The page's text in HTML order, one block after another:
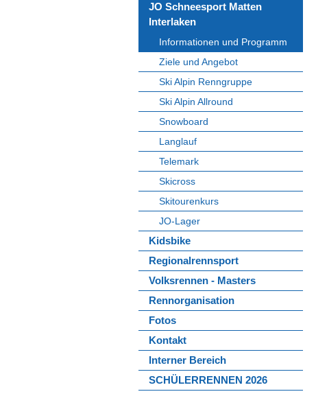
JO Schneesport Matten
Interlaken
Informationen und Programm
Ziele und Angebot
Ski Alpin Renngruppe
Ski Alpin Allround
Snowboard
Langlauf
Telemark
Skicross
Skitourenkurs
JO-Lager
Kidsbike
Regionalrennsport
Volksrennen - Masters
Rennorganisation
Fotos
Kontakt
Interner Bereich
SCHÜLERRENNEN 2026